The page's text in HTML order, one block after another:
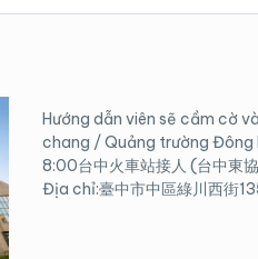
Hướng dẫn viên sẽ cầm cờ
chang / Quảng trường Đông
8:00台中火車站接人 (台中東
Địa chỉ:臺中市中區綠川西街